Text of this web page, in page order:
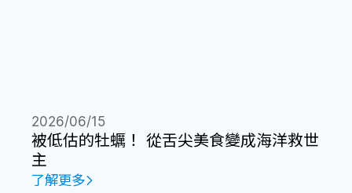
被低估的牡蠣！ 從舌尖美食變成海洋救世
主
2026/06/15
了解更多